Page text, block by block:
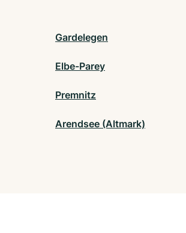
Gardelegen
Elbe-Parey
Premnitz
Arendsee (Altmark)